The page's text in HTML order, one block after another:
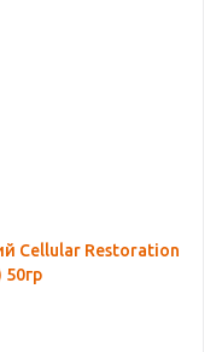
Cellular Restoration